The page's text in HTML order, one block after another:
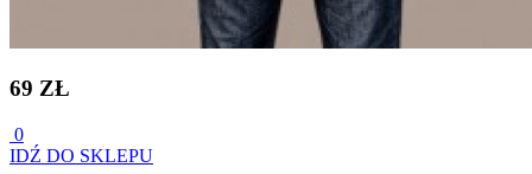
69 ZŁ
0
IDŹ DO SKLEPU